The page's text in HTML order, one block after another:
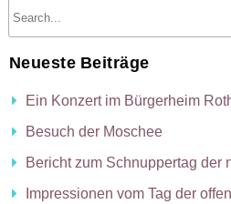
Neueste Beiträge
Ein Konzert im Bürgerheim
Besuch der Moschee
Bericht zum Schnuppertag der
Impressionen vom Tag der